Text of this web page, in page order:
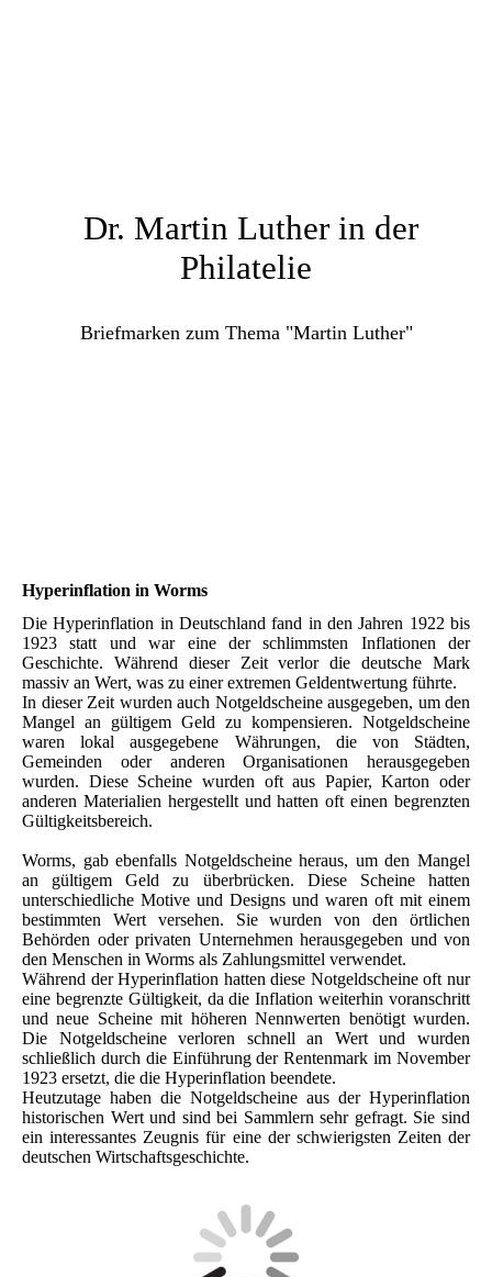
Dr. Martin Luther in der
Philatelie
Briefmarken zum Thema "Martin Luther"
Hyperinflation in Worms
Die Hyperinflation in Deutschland fand in den Jahren 1922 bis
1923 statt und war eine der schlimmsten Inflationen der
Geschichte. Während dieser Zeit verlor die deutsche Mark
massiv an Wert, was zu einer extremen Geldentwertung führte.
In dieser Zeit wurden auch Notgeldscheine ausgegeben, um den
Mangel an gültigem Geld zu kompensieren. Notgeldscheine
waren lokal ausgegebene Währungen, die von Städten,
Gemeinden oder anderen Organisationen herausgegeben
wurden. Diese Scheine wurden oft aus Papier, Karton oder
anderen Materialien hergestellt und hatten oft einen begrenzten
Gültigkeitsbereich.
Worms, gab ebenfalls Notgeldscheine heraus, um den Mangel
an gültigem Geld zu überbrücken. Diese Scheine hatten
unterschiedliche Motive und Designs und waren oft mit einem
bestimmten Wert versehen. Sie wurden von den örtlichen
Behörden oder privaten Unternehmen herausgegeben und von
den Menschen in Worms als Zahlungsmittel verwendet.
Während der Hyperinflation hatten diese Notgeldscheine oft nur
eine begrenzte Gültigkeit, da die Inflation weiterhin voranschritt
und neue Scheine mit höheren Nennwerten benötigt wurden.
Die Notgeldscheine verloren schnell an Wert und wurden
schließlich durch die Einführung der Rentenmark im November
1923 ersetzt, die die Hyperinflation beendete.
Heutzutage haben die Notgeldscheine aus der Hyperinflation
historischen Wert und sind bei Sammlern sehr gefragt. Sie sind
ein interessantes Zeugnis für eine der schwierigsten Zeiten der
deutschen Wirtschaftsgeschichte.